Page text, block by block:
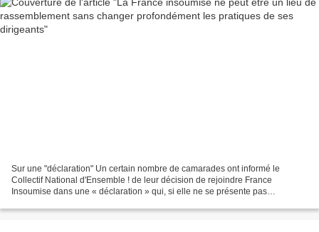
Sur une "déclaration" Un certain nombre de camarades ont informé le
Collectif National d'Ensemble ! de leur décision de rejoindre France
Insoumise dans une « déclaration » qui, si elle ne se présente pas